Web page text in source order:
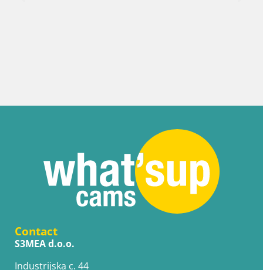
Contact
S3MEA d.o.o.
Industrijska c. 44